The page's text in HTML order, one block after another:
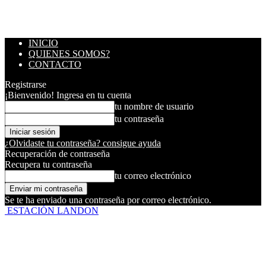
INICIO
QUIENES SOMOS?
CONTACTO
Registrarse
¡Bienvenido! Ingresa en tu cuenta
tu nombre de usuario
tu contraseña
¿Olvidaste tu contraseña? consigue ayuda
Recuperación de contraseña
Recupera tu contraseña
tu correo electrónico
Se te ha enviado una contraseña por correo electrónico.
ESTACIÓN LANDON